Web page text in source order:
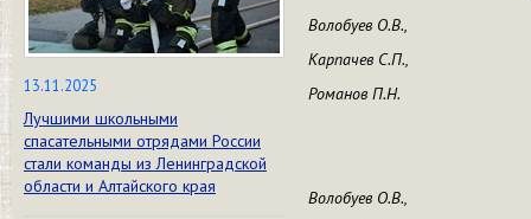
13.11.2025
Лучшими школьными
спасательными отрядами России
стали команды из Ленинградской
области и Алтайского края
Волобуев О.В.,
Карпачев С.П.,
Романов П.Н.
Волобуев О.В.,